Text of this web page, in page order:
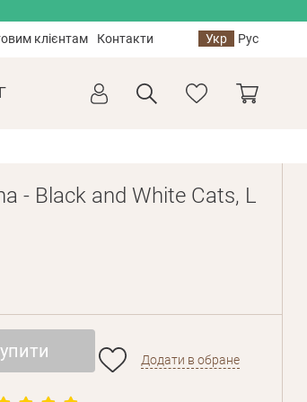
клієнтам Контакти Укр Рус
- Black and White Cats, L
Додати в обране